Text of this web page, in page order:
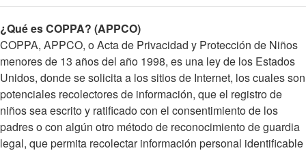
¿Qué es COPPA? (APPCO)
COPPA, APPCO, o Acta de Privacidad y Protección de Niños
menores de 13 años del año 1998, es una ley de los Estados
Unidos, donde se solicita a los sitios de Internet, los cuales son
potenciales recolectores de información, que el registro de
niños sea escrito y ratificado con el consentimiento de los
padres o con algún otro método de reconocimiento de guardia
legal, que permita recolectar información personal identificable